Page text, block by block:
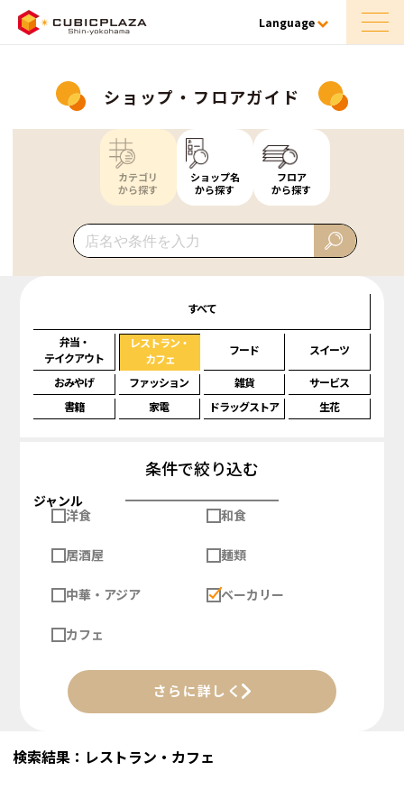
Language
ショップ・フロアガイド
カテゴリ
から探す
ショップ名
から探す
フロア
から探す
すべて
弁当・
テイクアウト
レストラン・
カフェ
フード スイーツ
おみやげ ファッション 雑貨
サービス
書籍
家電 ドラッグストア 生花
条件で絞り込む
ジャンル
洋食
和食
居酒屋 麺類
中華・アジア ベーカリー
カフェ
さらに詳しく
検索結果：レストラン・カフェ